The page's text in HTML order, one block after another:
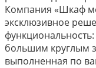
Компания «Шкаф
эксклюзивное
большим круглым
выполненная по